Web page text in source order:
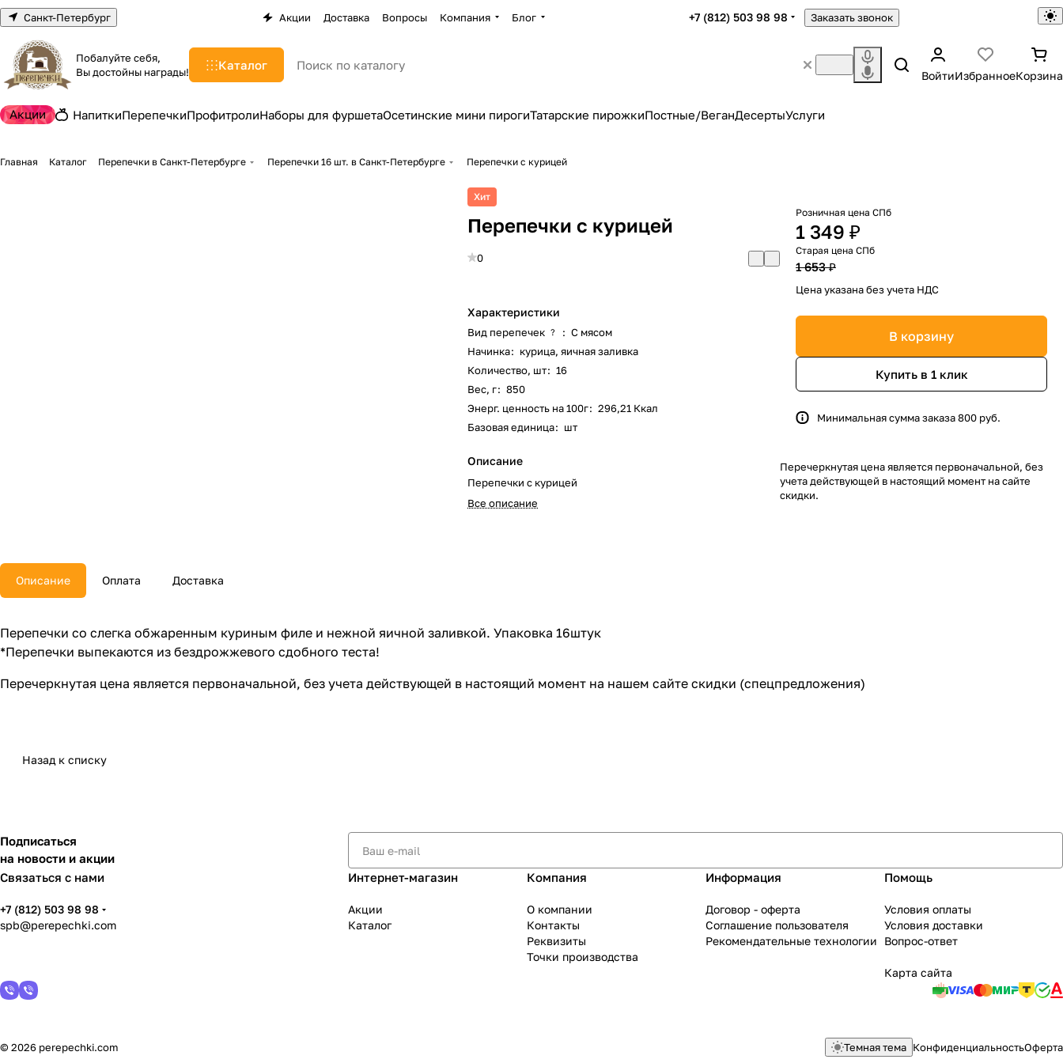
Санкт-Петербург Акции Доставка Вопросы Компания Блог +7 (812) 503 98 98 Заказать звонок
Побалуйте себя,
Вы достойны награды!
Каталог
ВойтиИзбранноеКорзина
Акции НапиткиПерепечкиПрофитролиНаборы для фуршетаОсетинские мини пирогиТатарские пирожкиПостные/ВеганДесертыУслуги
Главная Каталог Перепечки в Санкт-Петербурге Перепечки 16 шт. в Санкт-Петербурге Перепечки с курицей
Хит
Перепечки с курицей
0
Характеристики
Вид перепечек ? : С мясом
Начинка: курица, яичная заливка
Количество, шт: 16
Вес, г: 850
Энерг. ценность на 100г: 296,21 Ккал
Базовая единица: шт
Описание
Перепечки с курицей
Все описание
Розничная цена СПб
1 349 ₽
Старая цена СПб
1 653 ₽
Цена указана без учета НДС
В корзину
Купить в 1 клик
Минимальная сумма заказа 800 руб.
Перечеркнутая цена является первоначальной, без
учета действующей в настоящий момент на сайте
скидки.
Описание Оплата Доставка
Перепечки со слегка обжаренным куриным филе и нежной яичной заливкой. Упаковка 16штук
*Перепечки выпекаются из бездрожжевого сдобного теста!
Перечеркнутая цена является первоначальной, без учета действующей в настоящий момент на нашем сайте скидки (спецпредложения)
Назад к списку
Подписаться
на новости и акции
Связаться с нами
+7 (812) 503 98 98
spb@perepechki.com
Интернет-магазин
Акции
Каталог
Компания
О компании
Контакты
Реквизиты
Точки производства
Информация
Договор - оферта
Соглашение пользователя
Рекомендательные технологии
Помощь
Условия оплаты
Условия доставки
Вопрос-ответ
Карта сайта
© 2026 perepechki.com Темная тема КонфиденциальностьОферта